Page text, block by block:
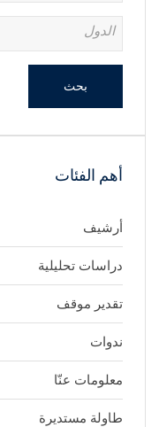
الدول
بحث
أهم الفئات
أرشيف
دراسات تحليلية
تقدير موقف
ندوات
معلومات عنّا
طاولة مستديرة